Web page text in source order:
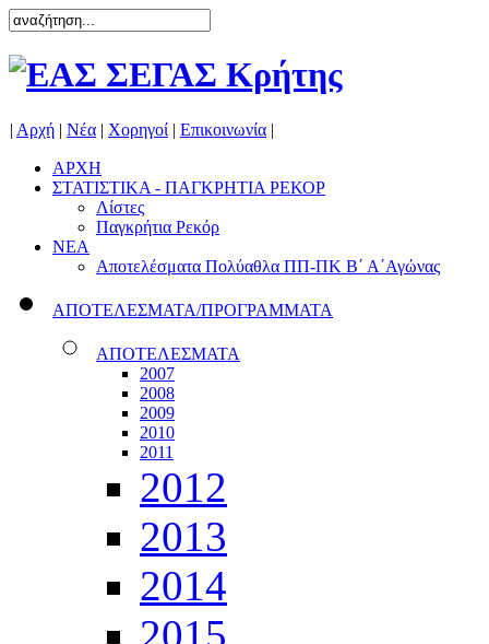
| Αρχή | Νέα | Χορηγοί | Επικοινωνία |
ΑΡΧΗ
ΣΤΑΤΙΣΤΙΚΑ - ΠΑΓΚΡΗΤΙΑ ΡΕΚΟΡ
Λίστες
Παγκρήτια Ρεκόρ
ΝΕΑ
Αποτελέσματα Πολύαθλα ΠΠ-ΠΚ Β΄ Α΄Αγώνας
ΑΠΟΤΕΛΕΣΜΑΤΑ/ΠΡΟΓΡΑΜΜΑΤΑ
ΑΠΟΤΕΛΕΣΜΑΤΑ
2007
2008
2009
2010
2011
2012
2013
2014
2015